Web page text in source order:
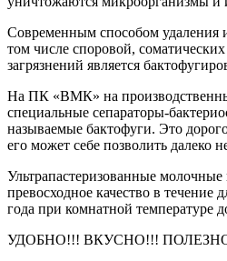
Современным способом удаления
том числе споровой,
загрязнений является
На ПК «ВМК» на
специальные сепараторы-
называемые бактофуги. Это
его может себе позволить далеко
Ультрапастеризованные
превосходное качество в течение
года при комнатной температуре
УДОБНО!!! ВКУСНО!!!